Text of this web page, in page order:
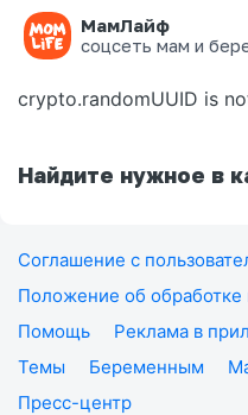
МамЛайф
соцсеть мам и
Ошибка на
crypto.randomUUID is
Найдите нужное в
Соглашение с
Положение об
Помощь
Реклама в
Темы
Беременным
Пресс-центр